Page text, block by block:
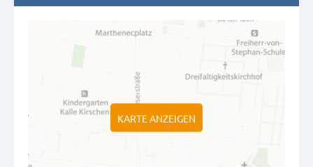
KARTE ANZEIGEN